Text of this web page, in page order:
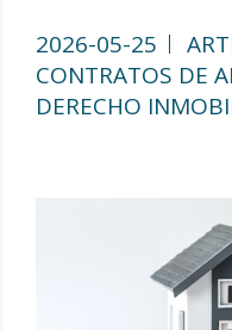
2026-05-25
CONTRATOS DE
DERECHO